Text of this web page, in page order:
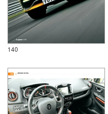
140